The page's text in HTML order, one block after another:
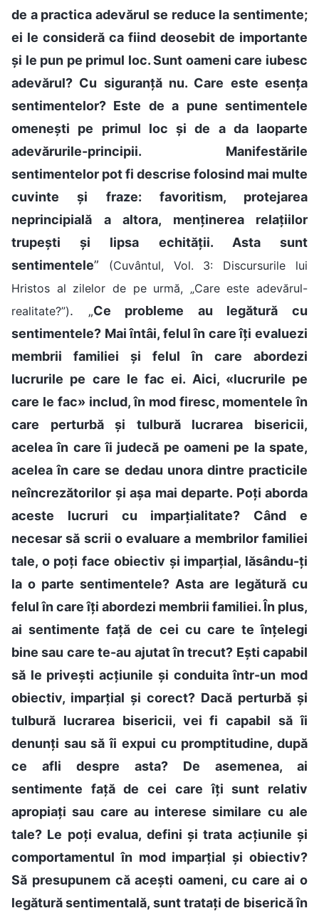
de a practica adevărul se reduce la sentimente;
ei le consideră ca fiind deosebit de importante
și le pun pe primul loc. Sunt oameni care iubesc
adevărul? Cu siguranță nu. Care este esența
sentimentelor? Este de a pune sentimentele
omenești pe primul loc și de a da laoparte
adevărurile-principii. Manifestările
sentimentelor pot fi descrise folosind mai multe
cuvinte și fraze: favoritism, protejarea
neprincipială a altora, menținerea relațiilor
trupești și lipsa echității. Asta sunt
sentimentele” (Cuvântul, Vol. 3: Discursurile lui
Hristos al zilelor de pe urmă, „Care este adevărul-
realitate?”). „Ce probleme au legătură cu
sentimentele? Mai întâi, felul în care îți evaluezi
membrii familiei și felul în care abordezi
lucrurile pe care le fac ei. Aici, «lucrurile pe
care le fac» includ, în mod firesc, momentele în
care perturbă și tulbură lucrarea bisericii,
acelea în care îi judecă pe oameni pe la spate,
acelea în care se dedau unora dintre practicile
neîncrezătorilor și așa mai departe. Poți aborda
aceste lucruri cu imparțialitate? Când e
necesar să scrii o evaluare a membrilor familiei
tale, o poți face obiectiv și imparțial, lăsându-ți
la o parte sentimentele? Asta are legătură cu
felul în care îți abordezi membrii familiei. În plus,
ai sentimente față de cei cu care te înțelegi
bine sau care te-au ajutat în trecut? Ești capabil
să le privești acțiunile și conduita într-un mod
obiectiv, imparțial și corect? Dacă perturbă și
tulbură lucrarea bisericii, vei fi capabil să îi
denunți sau să îi expui cu promptitudine, după
ce afli despre asta? De asemenea, ai
sentimente față de cei care îți sunt relativ
apropiați sau care au interese similare cu ale
tale? Le poți evalua, defini și trata acțiunile și
comportamentul în mod imparțial și obiectiv?
Să presupunem că acești oameni, cu care ai o
legătură sentimentală, sunt tratați de biserică în